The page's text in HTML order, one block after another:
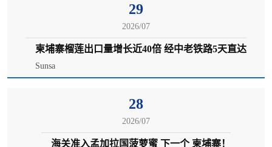
29
2026/07
柬埔寨榴莲出口量增长近40倍 经中老铁路5天直达
Sunsa
28
2026/07
海关准入孟加拉国菠萝蜜 下一个 柬埔寨！